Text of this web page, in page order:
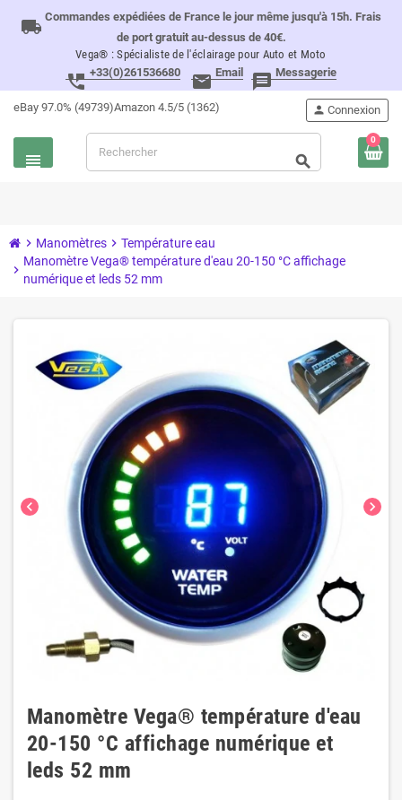
local_shipping Commandes expédiées de France le jour même jusqu'à 15h. Frais
de port gratuit au-dessus de 40€.
Vega® : Spécialiste de l'éclairage pour Auto et Moto
perm_phone_msg +33(0)261536680 email Email message Messagerie
eBay 97.0% (49739)Amazon 4.5/5 (1362)
view_headline
person Connexion
search
0
chevron_right Manomètres chevron_right Température eau
chevron_right
Manomètre Vega® température d'eau 20-150 °C affichage
numérique et leds 52 mm
chevron_left chevron_right
Manomètre Vega® température d'eau
20-150 °C affichage numérique et
leds 52 mm